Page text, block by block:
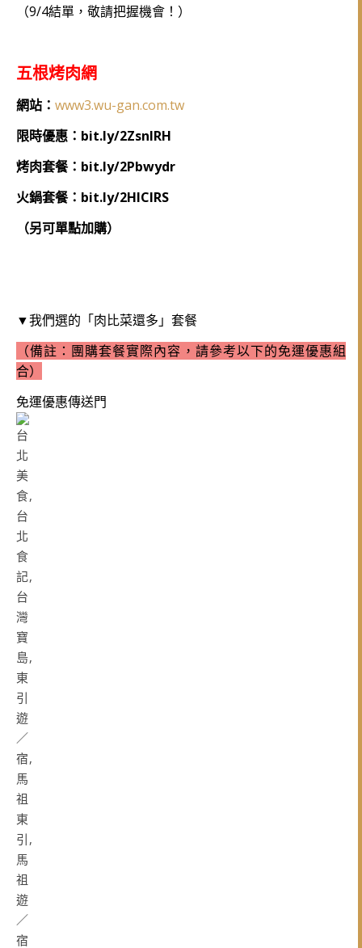
（9/4結單，敬請把握機會！）
五根烤肉網
網站： www3.wu-gan.com.tw
限時優惠：bit.ly/2ZsnlRH
烤肉套餐：bit.ly/2Pbwydr
火鍋套餐：bit.ly/2HlCIRS
（另可單點加購）
▼我們選的「肉比菜還多」套餐
（備註：團購套餐實際內容，請參考以下的免運優惠組
合）
免運優惠傳送門